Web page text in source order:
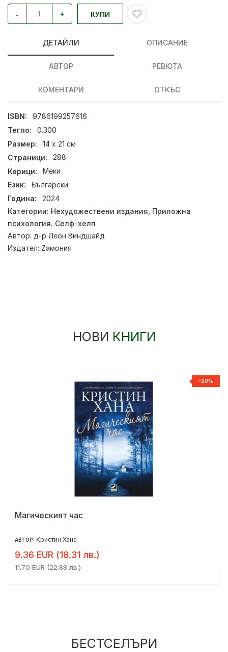
- + КУПИ
ДЕТАЙЛИ ОПИСАНИЕ
АВТОР РЕВЮТА
КОМЕНТАРИ ОТКЪС
ISBN:
9786199257616
Тегло:
0.300
Размер:
14 х 21 см
Страници:
288
Корици:
Меки
Език:
Български
Година:
2024
Категории: Нехудожествени издания, Приложна
психология. Селф-хелп
Автор: д-р Леон Виндшайд
Издател: Zамония
НОВИ КНИГИ
-20%
Магическият час
АВТОР: Кристин Хана
9.36 EUR (18.31 лв.)
11.70 EUR (22.88 лв.)
БЕСТСЕЛЪРИ